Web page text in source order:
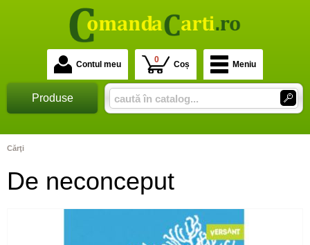
Contul meu 0 Coș Meniu
Produse
Cărţi
De neconceput